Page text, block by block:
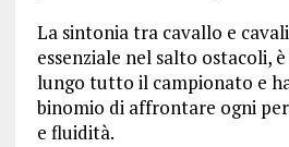
La sintonia tra cavallo e
essenziale nel salto ostacoli,
lungo tutto il campionato e
binomio di affrontare ogni
e fluidità.